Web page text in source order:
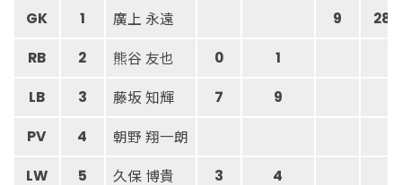
GK 1 廣上 永遠 9 28
RB 2 熊谷 友也 0 1
LB 3 藤坂 知輝 7 9
PV 4 朝野 翔一朗
LW 5 久保 博貴 3 4